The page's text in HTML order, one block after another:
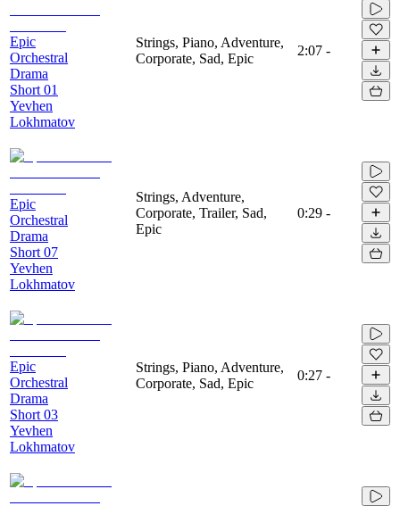
Epic
Orchestral
Drama
Short 01
Yevhen
Lokhmatov
Strings, Piano, Adventure,
Corporate, Sad, Epic
2:07 -
Epic
Orchestral
Drama
Short 07
Yevhen
Lokhmatov
Strings, Adventure,
Corporate, Trailer, Sad,
Epic
0:29 -
Epic
Orchestral
Drama
Short 03
Yevhen
Lokhmatov
Strings, Piano, Adventure,
Corporate, Sad, Epic
0:27 -